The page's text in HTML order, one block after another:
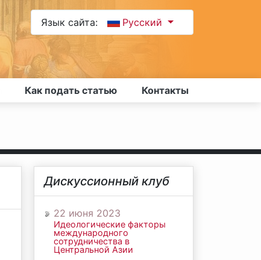
Язык сайта: Русский
Как подать статью Контакты
Дискуссионный клуб
22 июня 2023
Идеологические факторы
международного
сотрудничества в
Центральной Азии